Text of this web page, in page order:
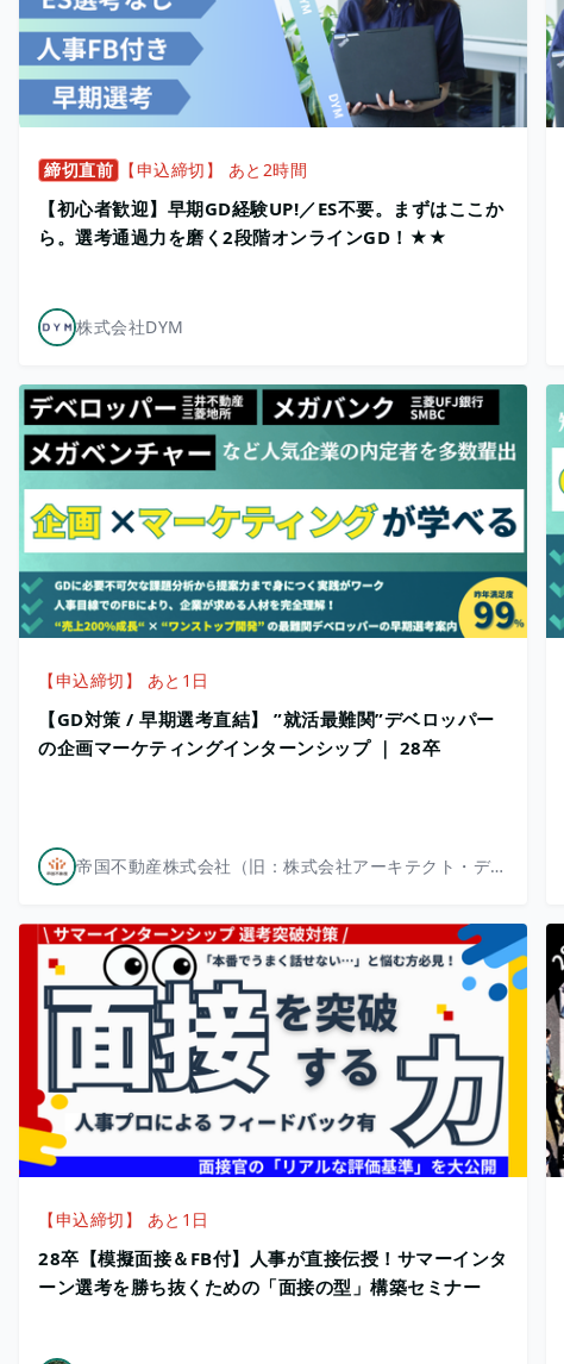
締切直前 【申込締切】 あと2時間
【初心者歓迎】早期GD経験UP!／ES不要。まずはここか
ら。選考通過力を磨く2段階オンラインGD！★★
株式会社DYM
【申込締切】 あと1日
【GD対策 / 早期選考直結】 ”就活最難関”デベロッパー
の企画マーケティングインターンシップ ｜ 28卒
帝国不動産株式会社（旧：株式会社アーキテクト・ディベロッパー）
【申込締切】 あと1日
28卒【模擬面接＆FB付】人事が直接伝授！サマーインタ
ーン選考を勝ち抜くための「面接の型」構築セミナー